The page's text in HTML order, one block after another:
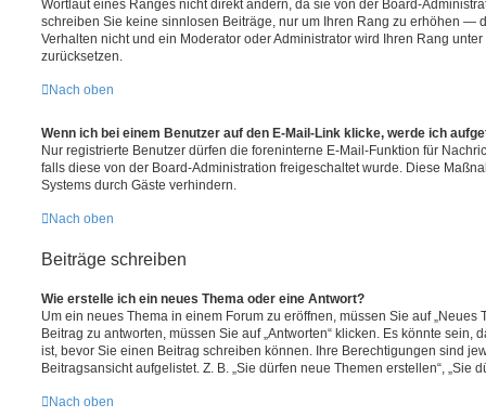
Wortlaut eines Ranges nicht direkt ändern, da sie von der Board-
schreiben Sie keine sinnlosen Beiträge, nur um Ihren Rang zu erhöhen —
Verhalten nicht und ein Moderator oder Administrator wird Ihren Rang
zurücksetzen.
Nach oben
Wenn ich bei einem Benutzer auf den E-Mail-Link klicke, werde ich
Nur registrierte Benutzer dürfen die foreninterne E-Mail-Funktion für
falls diese von der Board-Administration freigeschaltet wurde. Diese
Systems durch Gäste verhindern.
Nach oben
Beiträge schreiben
Wie erstelle ich ein neues Thema oder eine Antwort?
Um ein neues Thema in einem Forum zu eröffnen, müssen Sie auf „Neues
Beitrag zu antworten, müssen Sie auf „Antworten“ klicken. Es könnte sein,
ist, bevor Sie einen Beitrag schreiben können. Ihre Berechtigungen sind
Beitragsansicht aufgelistet. Z. B. „Sie dürfen neue Themen erstellen“, „Sie
Nach oben